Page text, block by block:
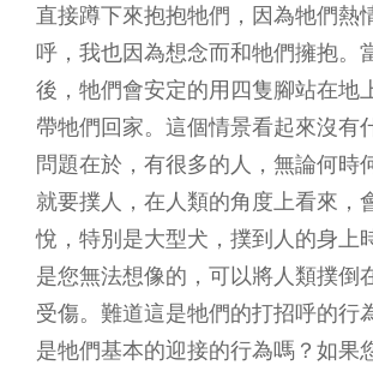
直接蹲下來抱抱牠們，因為牠們熱
呼，我也因為想念而和牠們擁抱。
後，牠們會安定的用四隻腳站在地
帶牠們回家。這個情景看起來沒有
問題在於，有很多的人，無論何時
就要撲人，在人類的角度上看來，
悅，特別是大型犬，撲到人的身上
是您無法想像的，可以將人類撲倒
受傷。難道這是牠們的打招呼的行
是牠們基本的迎接的行為嗎？如果